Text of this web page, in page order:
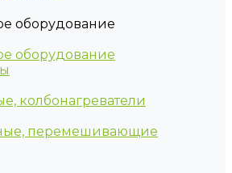
оборудование
оборудование
колбонагреватели
перемешивающие